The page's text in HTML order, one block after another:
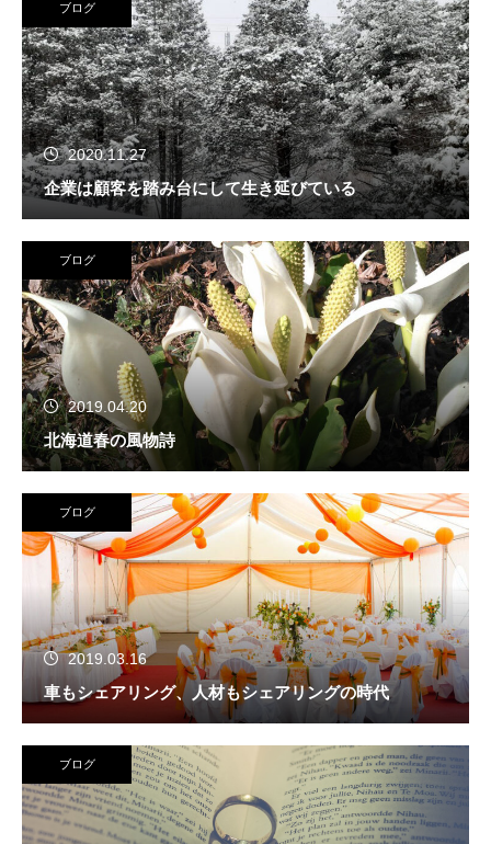
ブログ
2020.11.27
企業は顧客を踏み台にして生き延びている
ブログ
2019.04.20
北海道春の風物詩
ブログ
2019.03.16
車もシェアリング、人材もシェアリングの時代
ブログ